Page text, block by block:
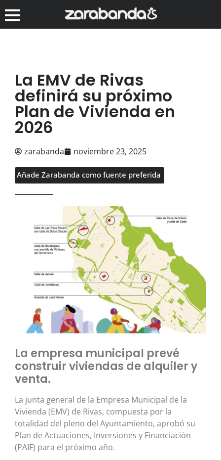
La EMV de Rivas
definirá su próximo
Plan de Vivienda en
2026
zarabanda noviembre 23, 2025
Añade Zarabanda como fuente preferida
La empresa municipal prevé
construir viviendas de alquiler y
venta.
La junta general de la Empresa Municipal de la
Vivienda (EMV) de Rivas, compuesta por la
totalidad del pleno del Ayuntamiento, aprobó su
Plan de Actuaciones, Inversiones y Financiación
(PAIF) para el próximo año.